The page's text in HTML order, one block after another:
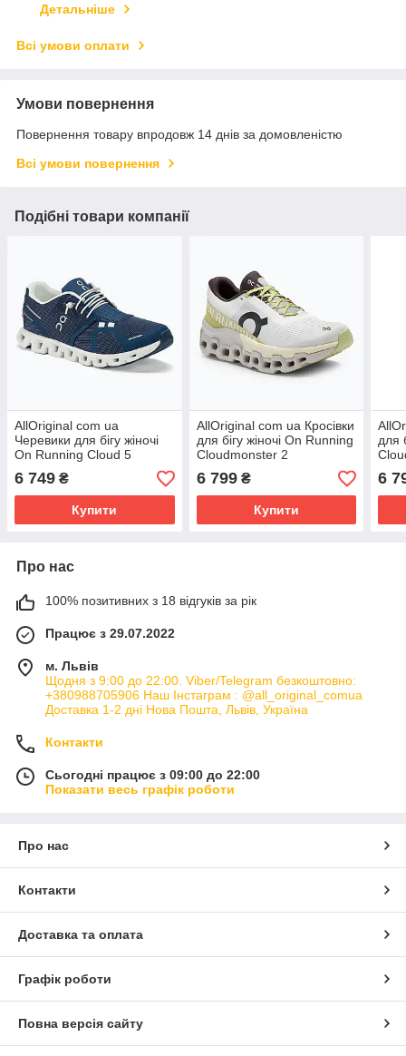
Детальніше
Всі умови оплати
Умови повернення
Повернення товару впродовж 14 днів за домовленістю
Всі умови повернення
Подібні товари компанії
AllOriginal com ua
Черевики для бігу жіночі
On Running Cloud 5
denim/white РОЗМІРИ
ЗАПИТУЙТЕ
6 749 ₴
Купити
AllOriginal com ua Кросівки
для бігу жіночі On Running
Cloudmonster 2
undyed/zest РОЗМІРИ
ЗАПИТУЙТЕ
6 799₴
Купити
для
6
Про нас
100% позитивних з 18 відгуків за рік
Працює з 29.07.2022
м. Львів
Щодня з 9:00 до 22:00. Viber/Telegram безкоштовно:
+380988705906 Наш Інстаграм : @all_original_comua
Доставка 1-2 дні Нова Пошта, Львів, Україна
Контакти
Сьогодні працює з 09:00 до 22:00
Показати весь графік роботи
Про нас
Контакти
Доставка та оплата
Графік роботи
Повна версія сайту